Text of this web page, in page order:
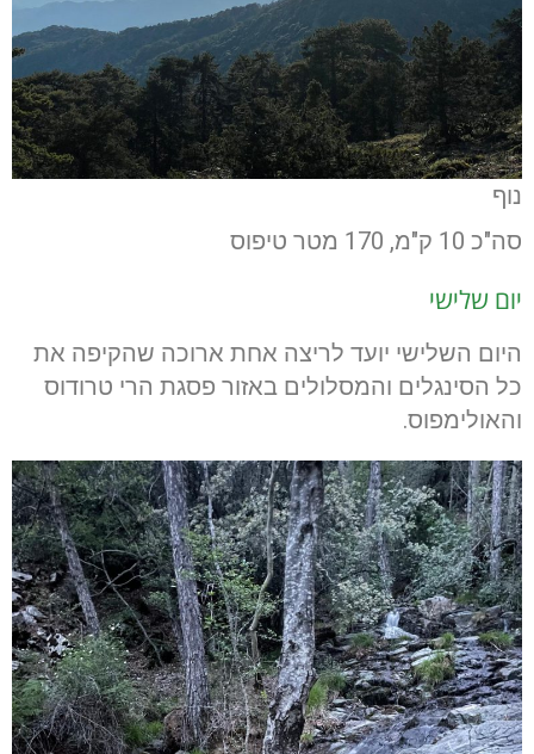
נוף
סה"כ 10 ק"מ, 170 מטר טיפוס
יום שלישי
היום השלישי יועד לריצה אחת ארוכה שהקיפה את
כל הסינגלים והמסלולים באזור פסגת הרי טרודוס
והאולימפוס.